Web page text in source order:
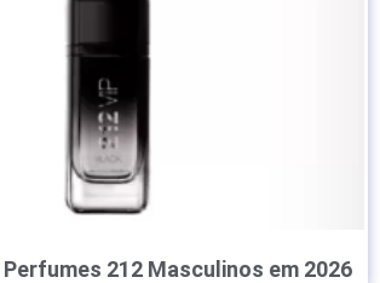
212 Masculinos em 2026